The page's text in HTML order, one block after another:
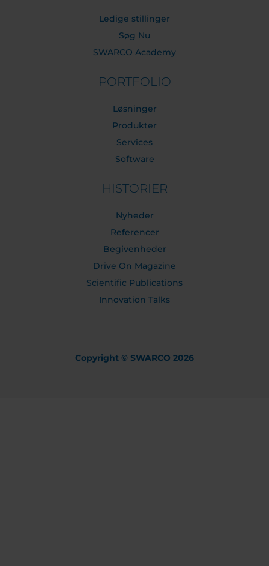
Ledige stillinger
Søg Nu
SWARCO Academy
PORTFOLIO
Løsninger
Produkter
Services
Software
HISTORIER
Nyheder
Referencer
Begivenheder
Drive On Magazine
Scientific Publications
Innovation Talks
Copyright © SWARCO 2026